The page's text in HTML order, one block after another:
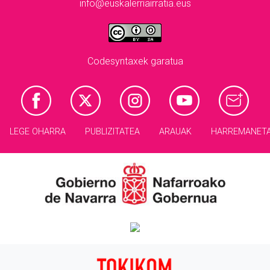
info@euskalerriairratia.eus
Codesyntaxek garatua
LEGE OHARRA PUBLIZITATEA ARAUAK